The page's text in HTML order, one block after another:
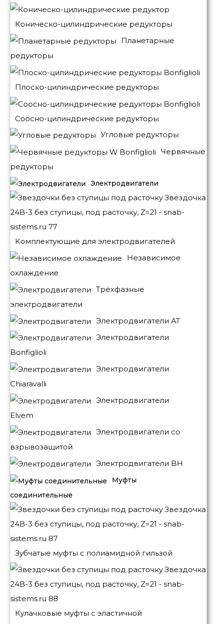
Коническо-цилиндрические редукторы
Планетарные
редукторы
Плоско-цилиндрические редукторы
Соосно-цилиндрические редукторы
Угловые редукторы
Червячные
редукторы
Электродвигатели
Комплектующие для электродвигателей
Независимое
охлаждение
Трёхфазные
электродвигатели
Электродвигатели АТ
Электродвигатели
Bonfiglioli
Электродвигатели
Chiaravalli
Электродвигатели
Elvem
Электродвигатели со
взрывозащитой
Электродвигатели BH
Муфты
соединительные
Зубчатые муфты с полиамидной гильзой
Кулачковые муфты с эластичной